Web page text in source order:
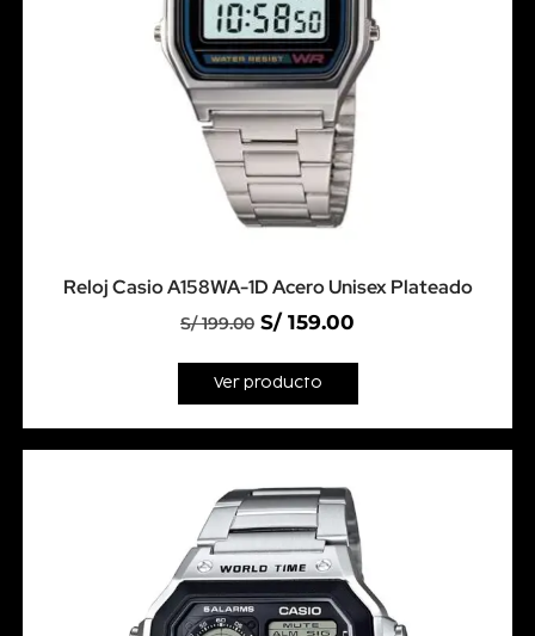
Reloj Casio A158WA-1D Acero Unisex Plateado
S/199.00 S/ 159.00
Ver producto